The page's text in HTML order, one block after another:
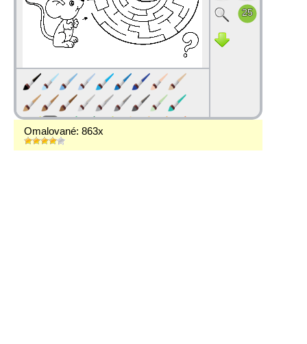
Omalované: 863x